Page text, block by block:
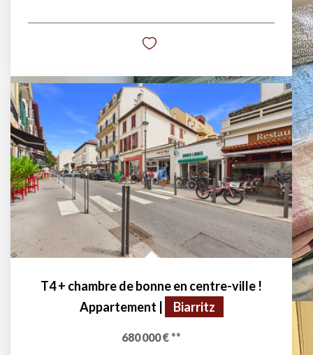
T4 + chambre de bonne en centre-ville !
Appartement
Biarritz
680 000 € **